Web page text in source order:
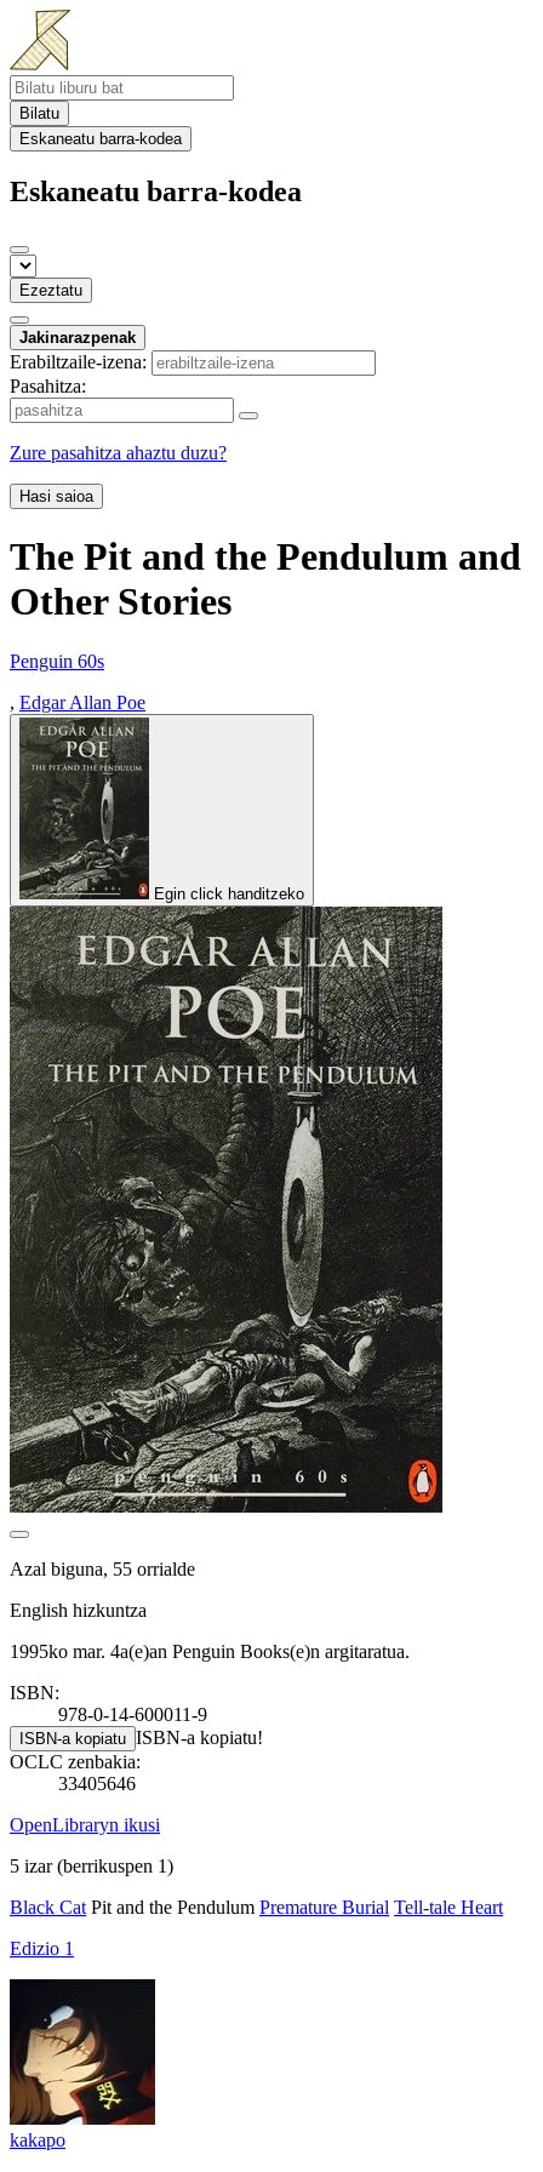
Bilatu
Eskaneatu barra-kodea
Eskaneatu barra-kodea
Ezeztatu
Jakinarazpenak
Erabiltzaile-izena:
Pasahitza:
Zure pasahitza ahaztu duzu?
Hasi saioa
The Pit and the Pendulum and
Other Stories
Penguin 60s
, Edgar Allan Poe
Egin click handitzeko
Azal biguna, 55 orrialde
English hizkuntza
1995ko mar. 4a(e)an Penguin Books(e)n argitaratua.
ISBN:
978-0-14-600011-9
ISBN-a kopiatu ISBN-a kopiatu!
OCLC zenbakia:
33405646
OpenLibraryn ikusi
5 izar(berrikuspen 1)
Black Cat Pit and the Pendulum Premature Burial Tell-tale Heart
Edizio 1
kakapo